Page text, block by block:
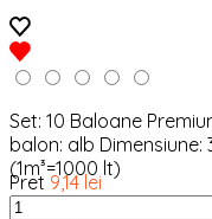
Set: 10 Baloane
balon: alb Dimensiune:
(1m³=1000 lt)
Pret 9,14 lei